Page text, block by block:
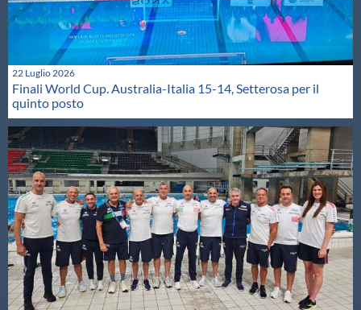
22 Luglio 2026
Finali World Cup. Australia-Italia 15-14, Setterosa per il
quinto posto